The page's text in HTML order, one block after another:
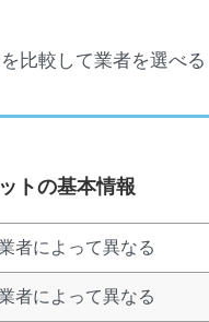
比較して業者を選べる
トの基本情報
者によって異なる
者によって異なる